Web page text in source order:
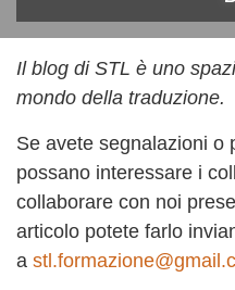
Il blog di STL è uno
mondo della traduzione.
Se avete segnalazioni o
possano interessare i
collaborare con noi
articolo potete farlo
a